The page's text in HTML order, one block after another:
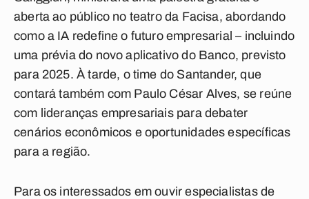
aberta ao público no teatro da Facisa, abordando
como a IA redefine o futuro empresarial – incluindo
uma prévia do novo aplicativo do Banco, previsto
para 2025. À tarde, o time do Santander, que
contará também com Paulo César Alves, se reúne
com lideranças empresariais para debater
cenários econômicos e oportunidades específicas
para a região.
Para os interessados em ouvir especialistas de